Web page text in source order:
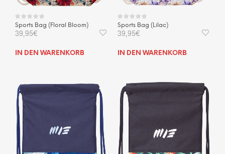
Sports Bag (Floral Bloom)
39,95€
IN DEN WARENKORB
Sports Bag (Lilac)
39,95€
IN DEN WARENKORB